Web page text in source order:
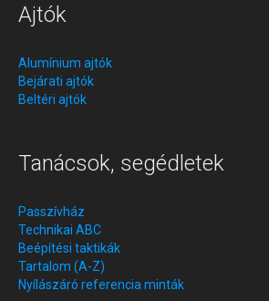
Ajtók
Alumínium ajtók
Bejárati ajtók
Beltéri ajtók
Tanácsok, segédletek
Passzívház
Technikai ABC
Beépítési taktikák
Tartalom (A-Z)
Nyílászáró referencia minták